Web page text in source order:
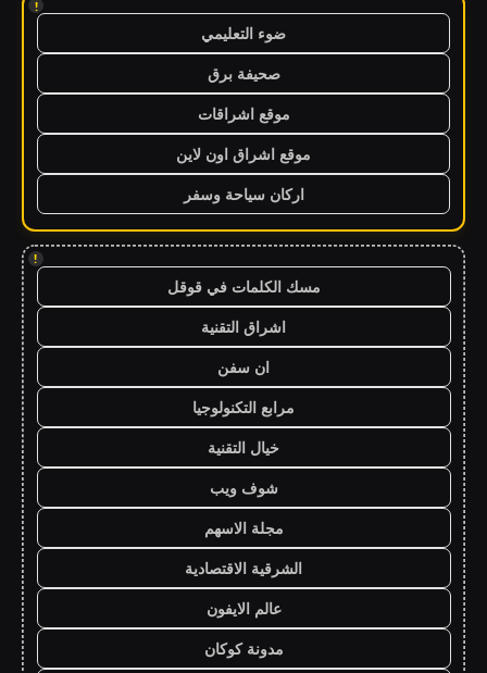
!
ضوء التعليمي
صحيفة برق
موقع اشراقات
موقع اشراق اون لاين
اركان سياحة وسفر
!
مسك الكلمات في قوقل
اشراق التقنية
ان سفن
مرابع التكنولوجيا
خيال التقنية
شوف ويب
مجلة الاسهم
الشرقية الاقتصادية
عالم الايفون
مدونة كوكان